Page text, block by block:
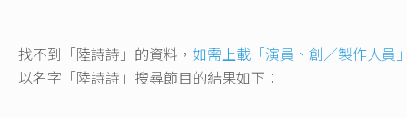
找不到「陸詩詩」的資料， 如需上載「演員、創／製作人員
以名字「陸詩詩」搜尋節目的結果如下：